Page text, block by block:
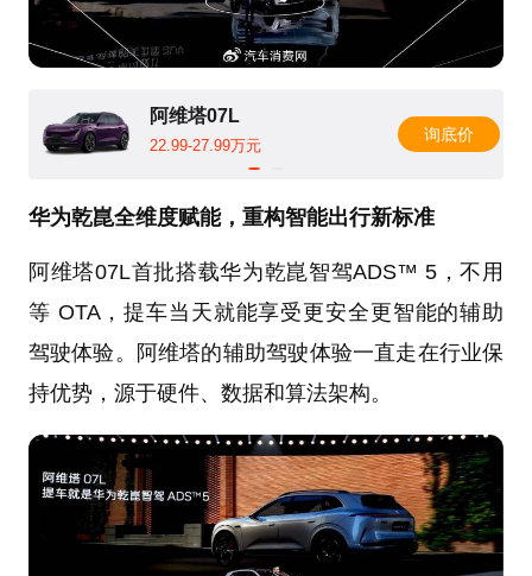
阿维塔07L
22.99-27.99万元
询底价
华为乾崑全维度赋能，重构智能出行新标准
阿维塔07L首批搭载华为乾崑智驾ADS™ 5，不用
等 OTA，提车当天就能享受更安全更智能的辅助
驾驶体验。阿维塔的辅助驾驶体验一直走在行业保
持优势，源于硬件、数据和算法架构。